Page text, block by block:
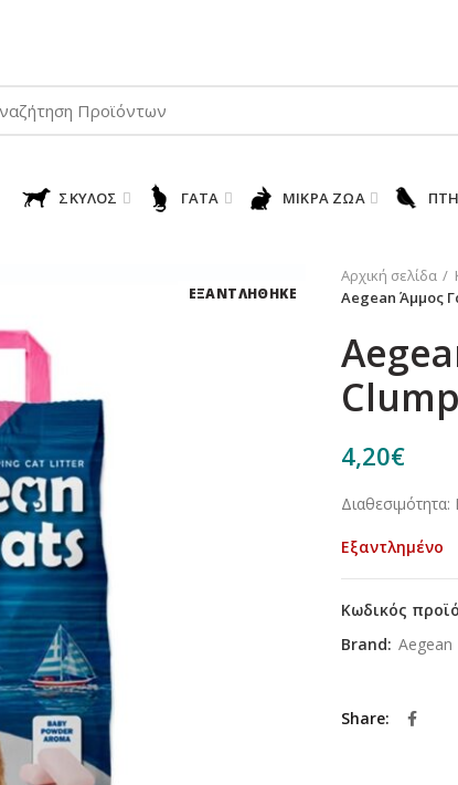
ΣΚΎΛΟΣ ΓΆΤΑ ΜΙΚΡΆ ΖΏΑ
ΕΞΑΝΤΛΗΘΗΚΕ
Αρχική σελίδα
Aegean Άμμος
4,20€
Εξαντλημένο
Κωδικός
Brand: Aegean
Share